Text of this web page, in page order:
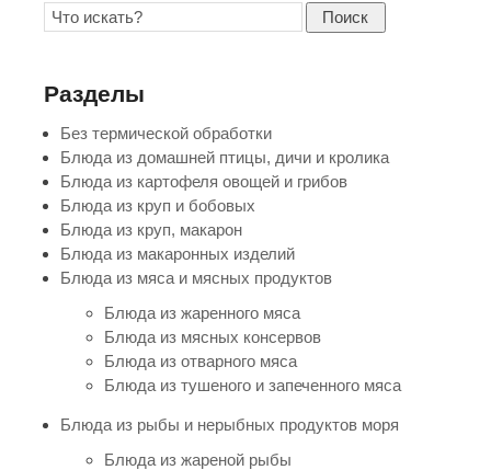
Поиск
Разделы
Без термической обработки
Блюда из домашней птицы, дичи и кролика
Блюда из картофеля овощей и грибов
Блюда из круп и бобовых
Блюда из круп, макарон
Блюда из макаронных изделий
Блюда из мяса и мясных продуктов
Блюда из жаренного мяса
Блюда из мясных консервов
Блюда из отварного мяса
Блюда из тушеного и запеченного мяса
Блюда из рыбы и нерыбных продуктов моря
Блюда из жареной рыбы